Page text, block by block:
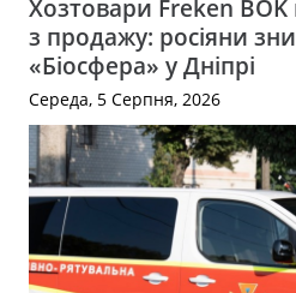
Хозтовари Freken
з продажу: росіяни
«Біосфера» у Дніпрі
Середа, 5 Серпня, 2026